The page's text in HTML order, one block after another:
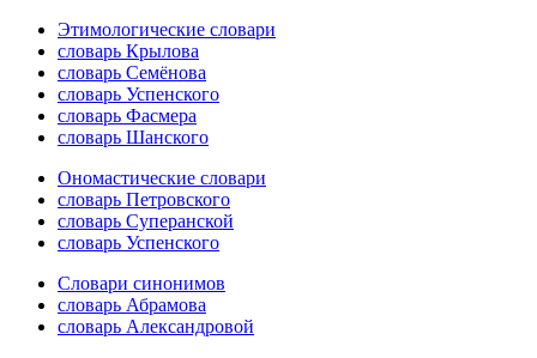
Этимологические словари
словарь Крылова
словарь Семёнова
словарь Успенского
словарь Фасмера
словарь Шанского
Ономастические словари
словарь Петровского
словарь Суперанской
словарь Успенского
Словари синонимов
словарь Абрамова
словарь Александровой